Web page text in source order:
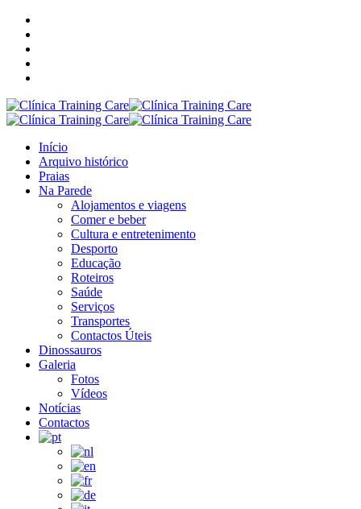
Início
Arquivo histórico
Praias
Na Parede
Alojamentos e viagens
Comer e beber
Cultura e entretenimento
Desporto
Educação
Roteiros
Saúde
Serviços
Transportes
Contactos Úteis
Dinossauros
Galeria
Fotos
Vídeos
Notícias
Contactos